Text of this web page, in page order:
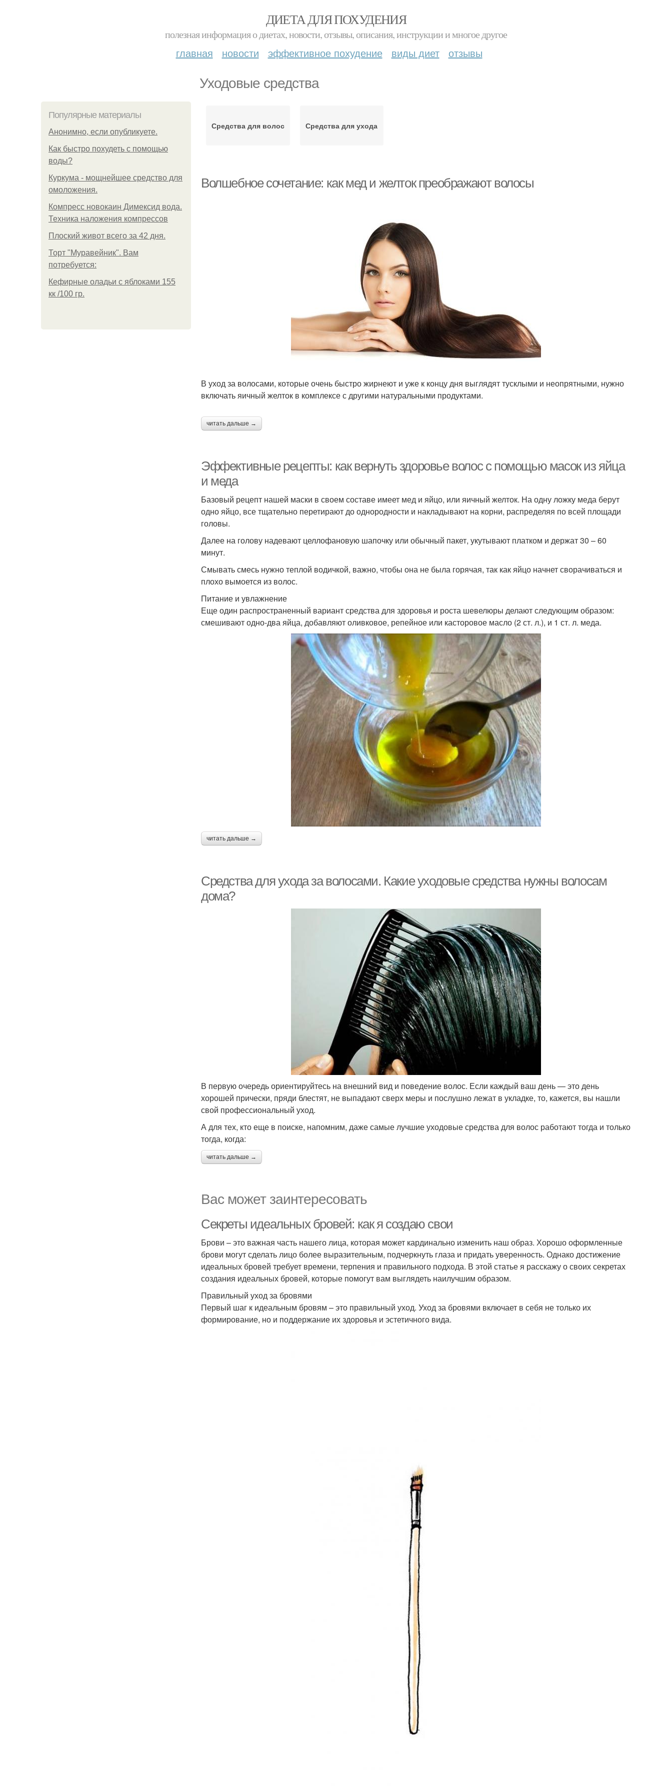
ДИЕТА ДЛЯ ПОХУДЕНИЯ
полезная информация о диетах, новости, отзывы, описания, инструкции и многое другое
главная новости эффективное похудение виды диет отзывы
Уходовые средства
Популярные материалы
Анонимно, если опубликуете.
Как быстро похудеть с помощью
воды?
Куркума - мощнейшее средство для
омоложения.
Компресс новокаин Димексид вода.
Техника наложения компрессов
Плоский живот всего за 42 дня.
Торт "Муравейник". Вам
потребуется:
Кефирные оладьи с яблоками 155
кк /100 гр.
Средства для волос Средства для ухода
Волшебное сочетание: как мед и желток преображают волосы
В уход за волосами, которые очень быстро жирнеют и уже к концу дня выглядят тусклыми и неопрятными, нужно
включать яичный желток в комплексе с другими натуральными продуктами.
читать дальше →
Эффективные рецепты: как вернуть здоровье волос с помощью масок из яйца
и меда
Базовый рецепт нашей маски в своем составе имеет мед и яйцо, или яичный желток. На одну ложку меда берут
одно яйцо, все тщательно перетирают до однородности и накладывают на корни, распределяя по всей площади
головы.
Далее на голову надевают целлофановую шапочку или обычный пакет, укутывают платком и держат 30 – 60
минут.
Смывать смесь нужно теплой водичкой, важно, чтобы она не была горячая, так как яйцо начнет сворачиваться и
плохо вымоется из волос.
Питание и увлажнение
Еще один распространенный вариант средства для здоровья и роста шевелюры делают следующим образом:
смешивают одно-два яйца, добавляют оливковое, репейное или касторовое масло (2 ст. л.), и 1 ст. л. меда.
читать дальше →
Средства для ухода за волосами. Какие уходовые средства нужны волосам
дома?
В первую очередь ориентируйтесь на внешний вид и поведение волос. Если каждый ваш день — это день
хорошей прически, пряди блестят, не выпадают сверх меры и послушно лежат в укладке, то, кажется, вы нашли
свой профессиональный уход.
А для тех, кто еще в поиске, напомним, даже самые лучшие уходовые средства для волос работают тогда и только
тогда, когда:
читать дальше →
Вас может заинтересовать
Секреты идеальных бровей: как я создаю свои
Брови – это важная часть нашего лица, которая может кардинально изменить наш образ. Хорошо оформленные
брови могут сделать лицо более выразительным, подчеркнуть глаза и придать уверенность. Однако достижение
идеальных бровей требует времени, терпения и правильного подхода. В этой статье я расскажу о своих секретах
создания идеальных бровей, которые помогут вам выглядеть наилучшим образом.
Правильный уход за бровями
Первый шаг к идеальным бровям – это правильный уход. Уход за бровями включает в себя не только их
формирование, но и поддержание их здоровья и эстетичного вида.